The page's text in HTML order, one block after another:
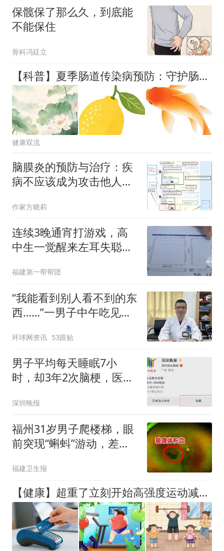
保髋保了那么久，到底能
不能保住
骨科冯廷立
【科普】夏季肠道传染病预防：守护肠胃，轻松过夏天！
健康双流
脑膜炎的预防与治疗：疾
病不应该成为攻击他人的
作家方晓莉
连续3晚通宵打游戏，高
中生一觉醒来左耳失聪！
福建第一帮帮团
“我能看到别人看不到的东
西……”一男子中午吃见手
幻觉被紧急送医！
环球网资讯 53跟贴
男子平均每天睡眠7小
时，却3年2次脑梗，医生
深圳晚报
福州31岁男子爬楼梯，眼
前突现“蝌蚪”游动，差点
要注意
福建卫生报
【健康】超重了立刻开始高强度运动减重吗？这些人真不建议